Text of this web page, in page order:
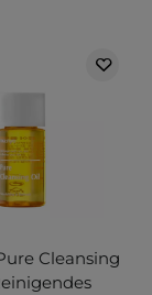
Cleansing